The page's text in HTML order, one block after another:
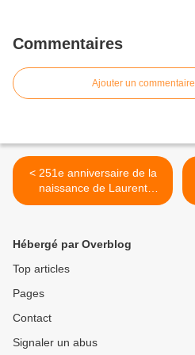
Commentaires
Ajouter un commentaire
< 251e anniversaire de la
naissance de Laurent
François Dethier
Hébergé par Overblog
Top articles
Pages
Contact
Signaler un abus